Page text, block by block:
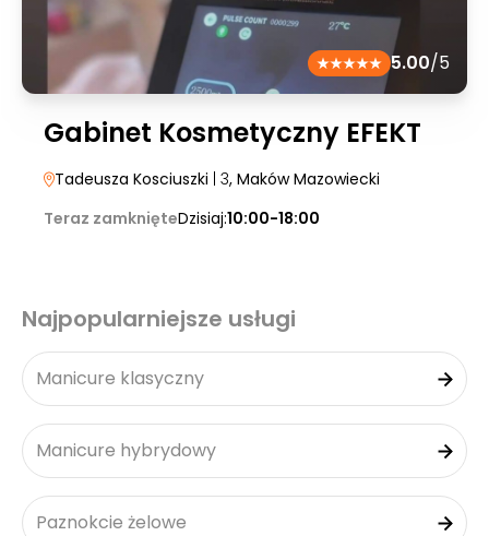
5.00/5
Gabinet Kosmetyczny EFEKT
Tadeusza Kosciuszki | 3, Maków Mazowiecki
Teraz zamknięteDzisiaj:10:00-18:00
Najpopularniejsze usługi
Manicure klasyczny
Manicure hybrydowy
Paznokcie żelowe